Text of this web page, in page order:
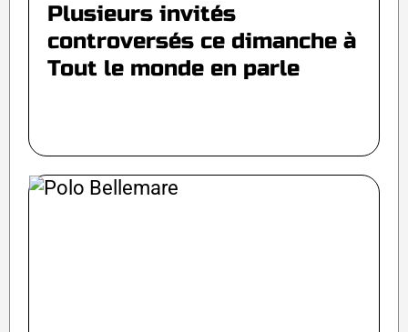
Plusieurs invités
controversés ce dimanche à
Tout le monde en parle